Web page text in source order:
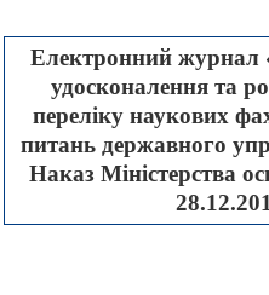
Електронний журнал
удосконалення та
переліку наукових
питань державного
Наказ Міністерства